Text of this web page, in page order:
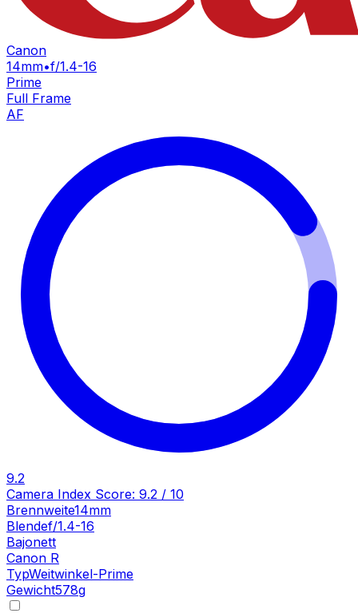
Canon
14mm•f/1.4-16
Prime
Full Frame
AF
9.2
Camera Index Score: 9.2 / 10
Brennweite14mm
Blendef/1.4-16
Bajonett
Canon R
TypWeitwinkel-Prime
Gewicht578g